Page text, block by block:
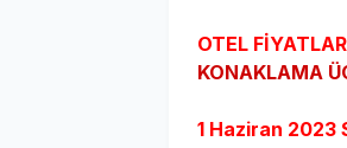
OTEL
KONAKLAMA
1 Haziran 2023